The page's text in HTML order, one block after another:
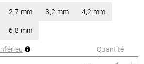
2,7 mm 3,2 mm 4,2 mm
6,8 mm
Quantité